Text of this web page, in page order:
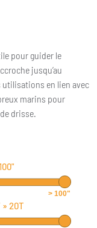
pour guider le
jusqu’au
utilisations en lien avec
marins pour
drisse.
> 100"
» 20T